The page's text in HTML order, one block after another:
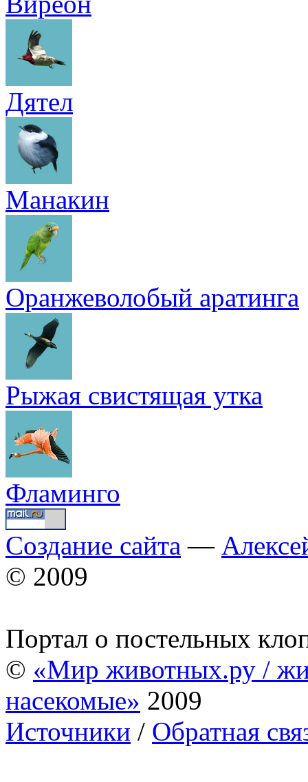
Дятел
Манакин
Оранжеволобый аратинга
Рыжая свистящая утка
Фламинго
Создание сайта —
© 2009
Портал о постельных
© «Мир животных.ру /
насекомые» 2009
Источники / Обратная